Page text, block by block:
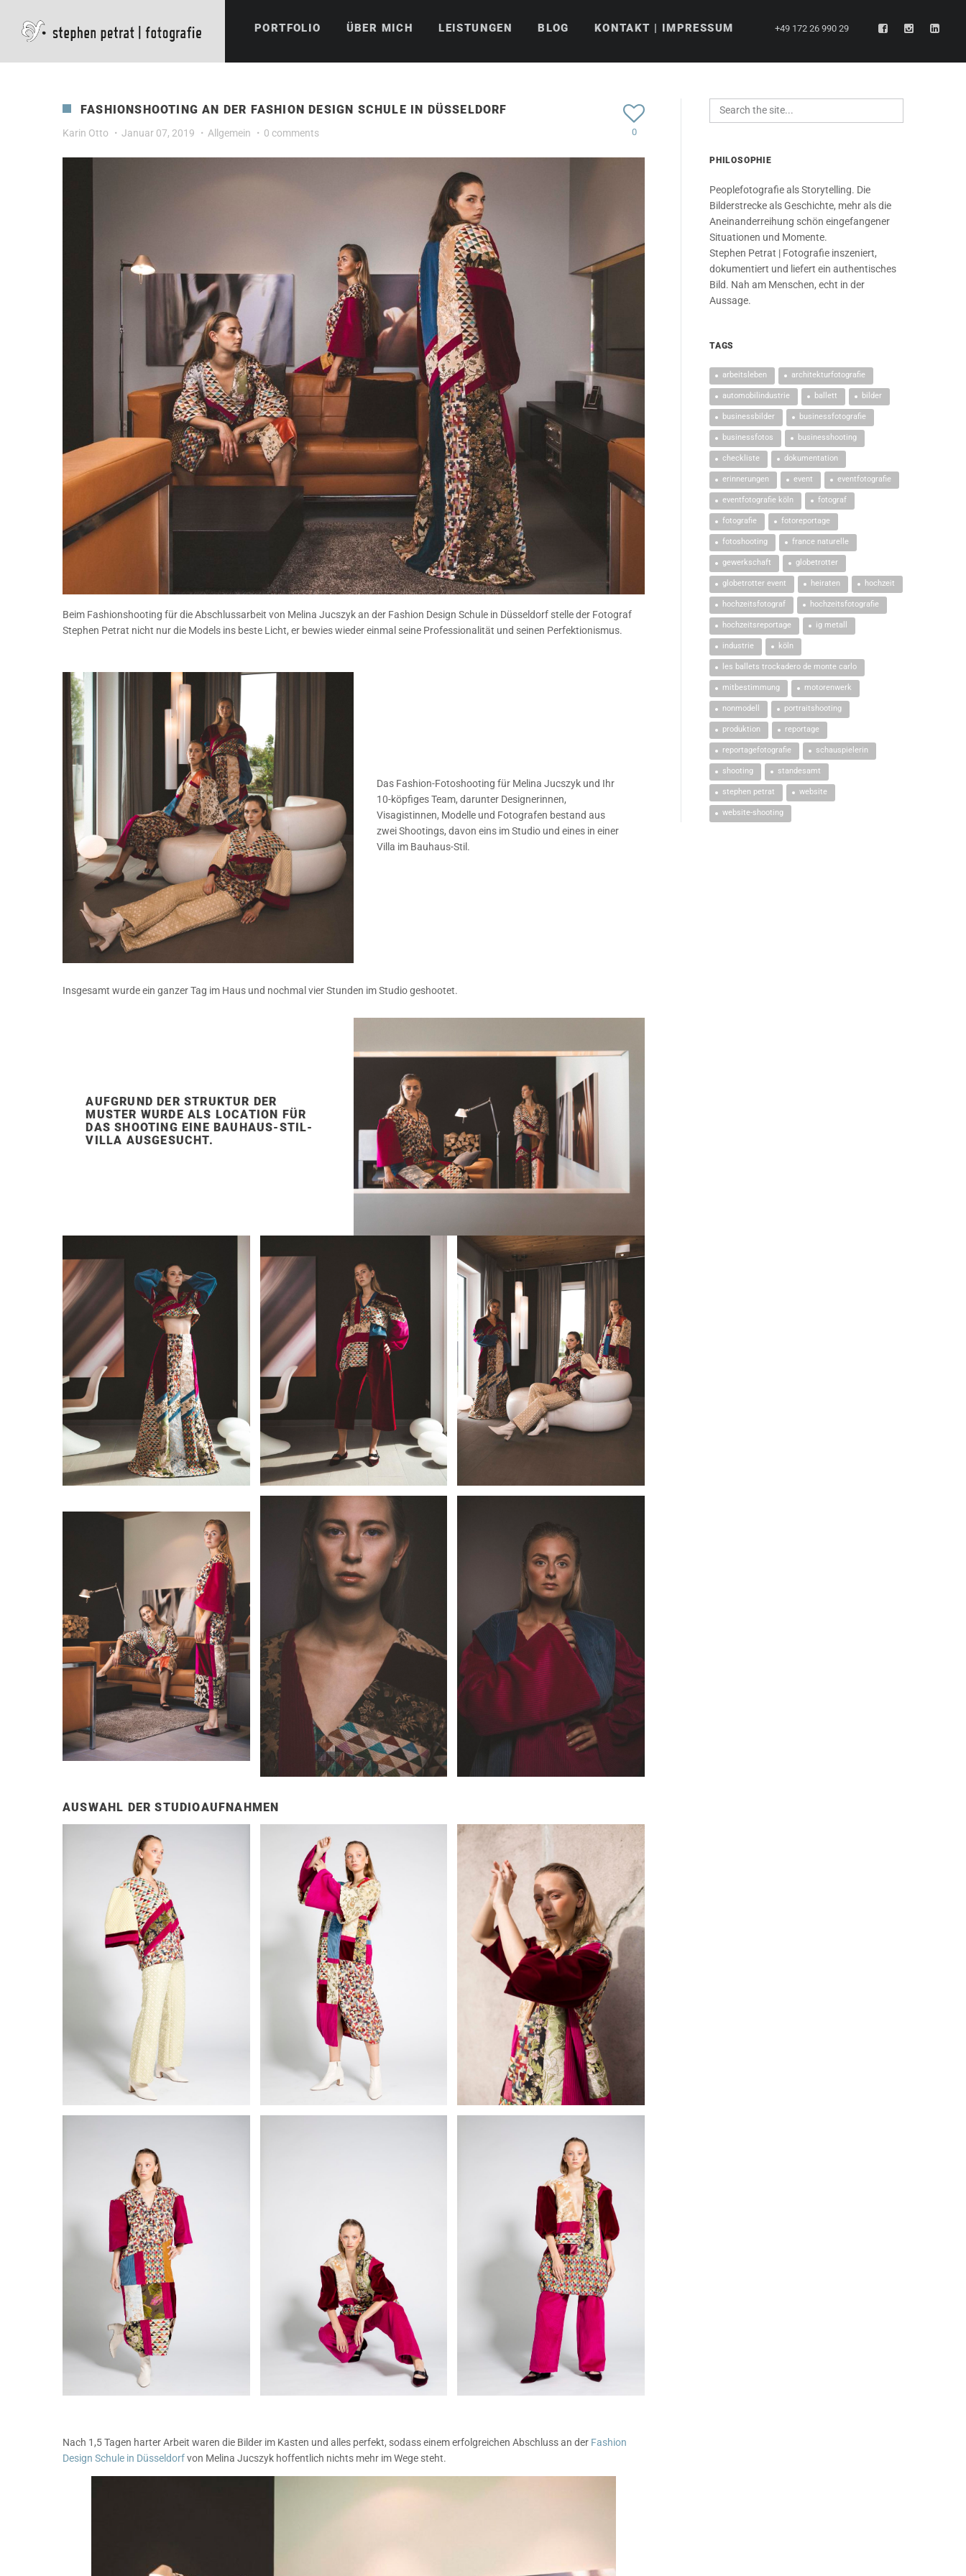
PORTFOLIO ÜBER MICH LEISTUNGEN BLOG KONTAKT | IMPRESSUM +49 172 26 990 29
FASHIONSHOOTING AN DER FASHION DESIGN SCHULE IN DÜSSELDORF
Karin Otto Januar 07, 2019 Allgemein 0 comments 0
Beim Fashionshooting für die Abschlussarbeit von Melina Jucszyk an der Fashion Design Schule in Düsseldorf stelle der Fotograf
Stephen Petrat nicht nur die Models ins beste Licht, er bewies wieder einmal seine Professionalität und seinen Perfektionismus.
Das Fashion-Fotoshooting für Melina Jucszyk und Ihr
10-köpfiges Team, darunter Designerinnen,
Visagistinnen, Modelle und Fotografen bestand aus
zwei Shootings, davon eins im Studio und eines in einer
Villa im Bauhaus-Stil.
Insgesamt wurde ein ganzer Tag im Haus und nochmal vier Stunden im Studio geshootet.
AUFGRUND DER STRUKTUR DER
MUSTER WURDE ALS LOCATION FÜR
DAS SHOOTING EINE BAUHAUS-STIL-
VILLA AUSGESUCHT.
AUSWAHL DER STUDIOAUFNAHMEN
Nach 1,5 Tagen harter Arbeit waren die Bilder im Kasten und alles perfekt, sodass einem erfolgreichen Abschluss an der Fashion
Design Schule in Düsseldorfvon Melina Jucszyk hoffentlich nichts mehr im Wege steht.
PHILOSOPHIE
Peoplefotografie als Storytelling. Die
Bilderstrecke als Geschichte, mehr als die
Aneinanderreihung schön eingefangener
Situationen und Momente.
Stephen Petrat | Fotografie inszeniert,
dokumentiert und liefert ein authentisches
Bild. Nah am Menschen, echt in der
Aussage.
TAGS
arbeitsleben architekturfotografie
automobilindustrie ballett bilder
businessbilder businessfotografie
businessfotos businesshooting
checkliste dokumentation
erinnerungen event eventfotografie
eventfotografie köln fotograf
fotografie fotoreportage
fotoshooting france naturelle
gewerkschaft globetrotter
globetrotter event heiraten hochzeit
hochzeitsfotograf hochzeitsfotografie
hochzeitsreportage ig metall
industrie köln
les ballets trockadero de monte carlo
mitbestimmung motorenwerk
nonmodell portraitshooting
produktion reportage
reportagefotografie schauspielerin
shooting standesamt
stephen petrat website
website-shooting